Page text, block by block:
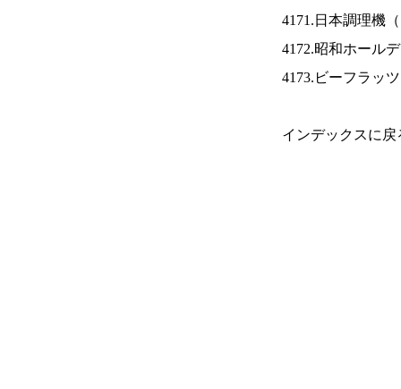
4171.日本調理機（
4172.昭和ホール
4173.ビーフラッ
インデックスに戻